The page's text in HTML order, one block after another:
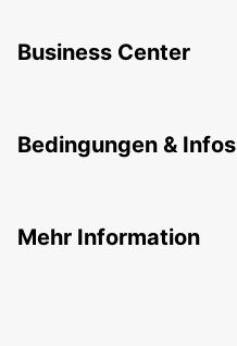
Business Center
Bedingungen & Infos
Mehr Information